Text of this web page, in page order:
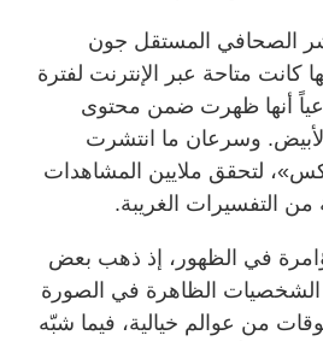
الصحافي المستقل جون
كانت متاحة عبر الإنترنت لفترة
أنها ظهرت ضمن محتوى
وسرعان ما انتشرت
لتحقق ملايين المشاهدات
من التفسيرات الغريبة.
في الظهور، إذ ذهب بعض
الظاهرة في الصورة
من عوالم خيالية، فيما شبّه